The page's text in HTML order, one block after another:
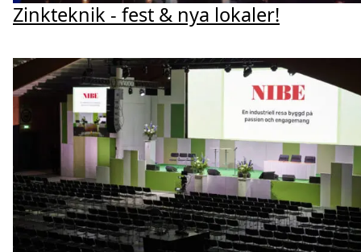
Zinkteknik - fest & nya lokaler!